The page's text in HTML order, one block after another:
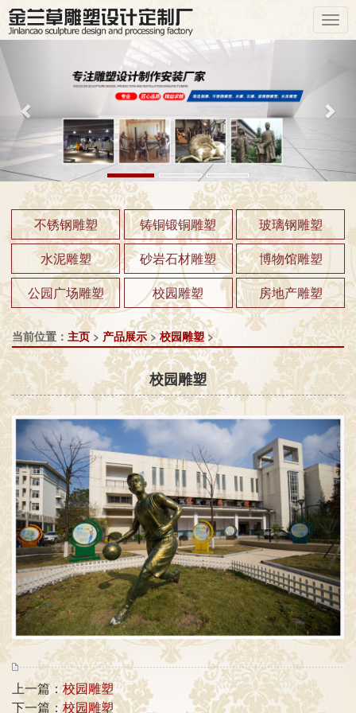
不锈钢雕塑 铸铜锻铜雕塑
玻璃钢雕塑
水泥雕塑
砂岩石材雕塑
博物馆雕塑
公园广场雕塑
校园雕塑 房地产雕塑
当前位置： 主页 > 产品展示>校园雕塑>
校园雕塑
上一篇：校园雕塑
下一篇：校园雕塑